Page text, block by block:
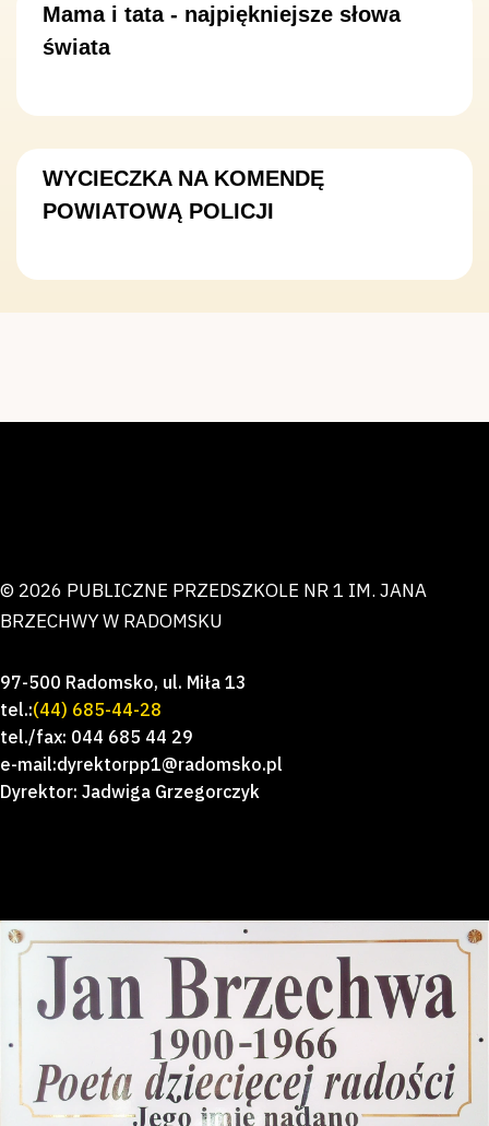
Mama i tata - najpiękniejsze słowa
świata
WYCIECZKA NA KOMENDĘ
POWIATOWĄ POLICJI
© 2026 PUBLICZNE PRZEDSZKOLE NR 1 IM. JANA
BRZECHWY W RADOMSKU
97-500 Radomsko, ul. Miła 13
tel.:(44) 685-44-28
tel./fax: 044 685 44 29
e-mail:dyrektorpp1@radomsko.pl
Dyrektor: Jadwiga Grzegorczyk